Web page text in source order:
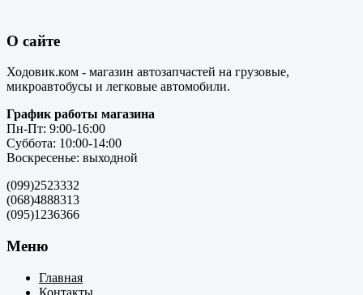
О сайте
Ходовик.ком - магазин автозапчастей на грузовые,
микроавтобусы и легковые автомобили.
График работы магазина
Пн-Пт: 9:00-16:00
Суббота: 10:00-14:00
Воскресенье: выходной
(099)2523332
(068)4888313
(095)1236366
Меню
Главная
Контакты